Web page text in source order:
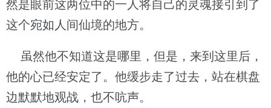
然是眼前这两位中的一人将自己的灵魂接引到了
这个宛如人间仙境的地方。
虽然他不知道这是哪里，但是，来到这里后，
他的心已经安定了。他缓步走了过去，站在棋盘
边默默地观战，也不吭声。